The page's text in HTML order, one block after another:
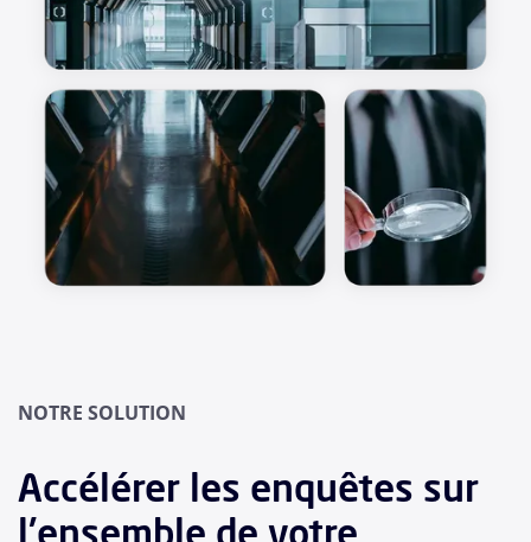
NOTRE SOLUTION
Accélérer les enquêtes sur